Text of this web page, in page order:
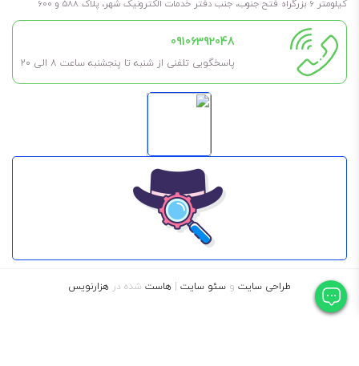
کیلومتر 6 بزرگراه فتح جنوب، جنب دفتر خدمات الکترونیک شهر، پلاک 588 و 600
09106392048
پاسخگویی تلفنی از شنبه تا پنجشنبه ساعت 8 الی ۲۰
طراحی سایت و سئو سایت | هاست شده در هزارنویس